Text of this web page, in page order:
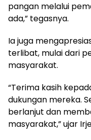
pangan melalui
ada,” tegasnya.
Ia juga
terlibat, mulai dari
masyarakat.
“Terima kasih
dukungan mereka.
berlanjut dan
masyarakat,” ujar